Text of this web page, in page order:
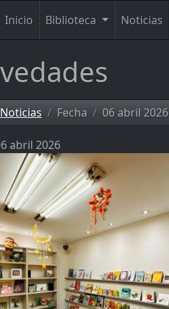
Inicio Biblioteca Noticias
Noticias Fecha 06 abril 2026
abril 2026